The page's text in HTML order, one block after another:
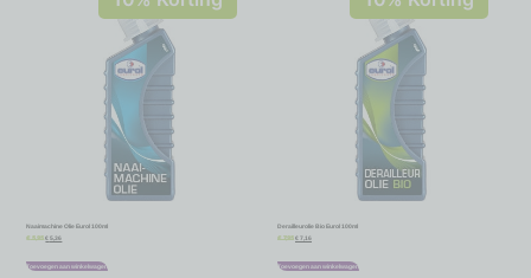
Naaimachine Olie Eurol 100ml
€5,95 € 5,36
Toevoegen aan winkelwagen
Derailleurolie Bio Eurol 100ml
€ 7,95 € 7,16
Toevoegen aan winkelwagen